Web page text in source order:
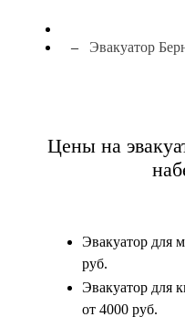
Эвакуатор
Цены на
Эвакуатор для
руб.
Эвакуатор для
от 4000 руб.